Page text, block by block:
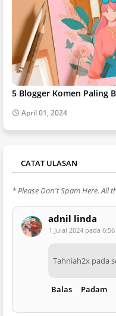
5 Blogger Komen Paling
April 01, 2024
CATAT ULASAN
* Please Don't Spam Here. All
adnil linda
1 Julai 2024 pada 6:56
Tahniah2x pada
Balas Padam